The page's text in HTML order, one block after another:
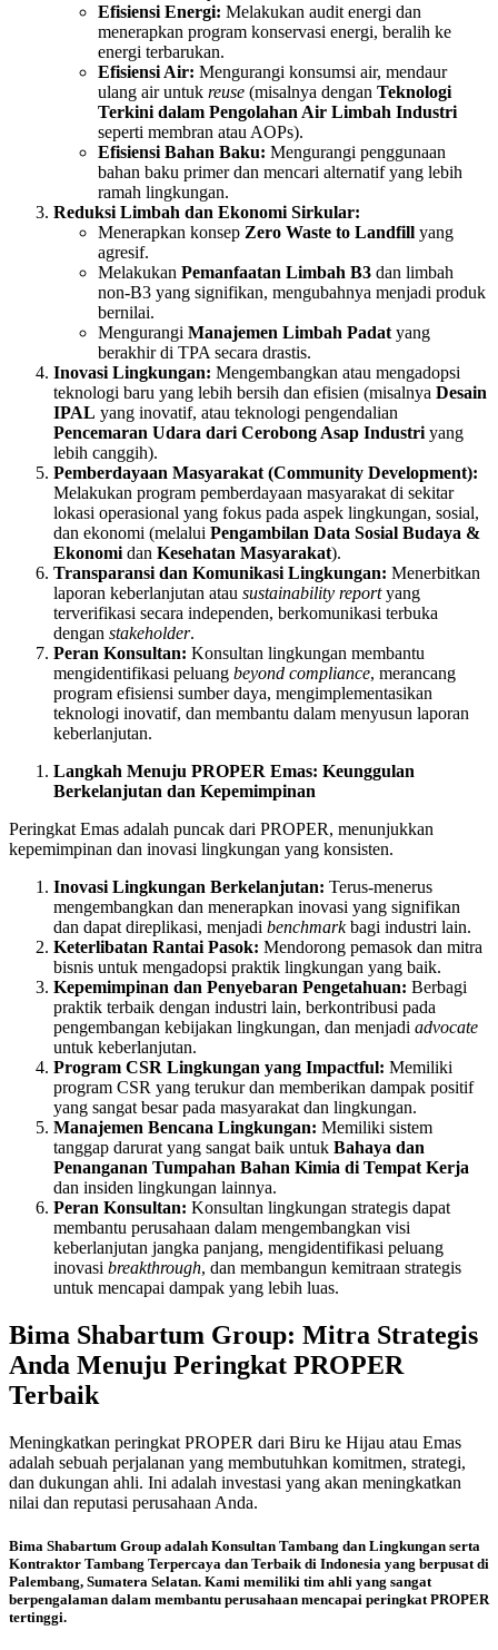
Efisiensi Energi: Melakukan audit energi dan
menerapkan program konservasi energi, beralih ke
energi terbarukan.
Efisiensi Air: Mengurangi konsumsi air, mendaur
ulang air untuk reuse (misalnya dengan Teknologi
Terkini dalam Pengolahan Air Limbah Industri
seperti membran atau AOPs).
Efisiensi Bahan Baku: Mengurangi penggunaan
bahan baku primer dan mencari alternatif yang lebih
ramah lingkungan.
Reduksi Limbah dan Ekonomi Sirkular:
Menerapkan konsep Zero Waste to Landfill yang
agresif.
Melakukan Pemanfaatan Limbah B3 dan limbah
non-B3 yang signifikan, mengubahnya menjadi produk
bernilai.
Mengurangi Manajemen Limbah Padat yang
berakhir di TPA secara drastis.
Inovasi Lingkungan: Mengembangkan atau mengadopsi
teknologi baru yang lebih bersih dan efisien (misalnya Desain
IPAL yang inovatif, atau teknologi pengendalian
Pencemaran Udara dari Cerobong Asap Industri yang
lebih canggih).
Pemberdayaan Masyarakat (Community Development):
Melakukan program pemberdayaan masyarakat di sekitar
lokasi operasional yang fokus pada aspek lingkungan, sosial,
dan ekonomi (melalui Pengambilan Data Sosial Budaya &
Ekonomi dan Kesehatan Masyarakat).
Transparansi dan Komunikasi Lingkungan: Menerbitkan
laporan keberlanjutan atau sustainability reportyang
terverifikasi secara independen, berkomunikasi terbuka
dengan stakeholder.
Peran Konsultan: Konsultan lingkungan membantu
mengidentifikasi peluang beyond compliance, merancang
program efisiensi sumber daya, mengimplementasikan
teknologi inovatif, dan membantu dalam menyusun laporan
keberlanjutan.
Langkah Menuju PROPER Emas: Keunggulan
Berkelanjutan dan Kepemimpinan
Peringkat Emas adalah puncak dari PROPER, menunjukkan
kepemimpinan dan inovasi lingkungan yang konsisten.
Inovasi Lingkungan Berkelanjutan: Terus-menerus
mengembangkan dan menerapkan inovasi yang signifikan
dan dapat direplikasi, menjadi benchmarkbagi industri lain.
Keterlibatan Rantai Pasok: Mendorong pemasok dan mitra
bisnis untuk mengadopsi praktik lingkungan yang baik.
Kepemimpinan dan Penyebaran Pengetahuan: Berbagi
praktik terbaik dengan industri lain, berkontribusi pada
pengembangan kebijakan lingkungan, dan menjadi advocate
untuk keberlanjutan.
Program CSR Lingkungan yang Impactful: Memiliki
program CSR yang terukur dan memberikan dampak positif
yang sangat besar pada masyarakat dan lingkungan.
Manajemen Bencana Lingkungan: Memiliki sistem
tanggap darurat yang sangat baik untuk Bahaya dan
Penanganan Tumpahan Bahan Kimia di Tempat Kerja
dan insiden lingkungan lainnya.
Peran Konsultan: Konsultan lingkungan strategis dapat
membantu perusahaan dalam mengembangkan visi
keberlanjutan jangka panjang, mengidentifikasi peluang
inovasi breakthrough, dan membangun kemitraan strategis
untuk mencapai dampak yang lebih luas.
Bima Shabartum Group: Mitra Strategis
Anda Menuju Peringkat PROPER
Terbaik
Meningkatkan peringkat PROPER dari Biru ke Hijau atau Emas
adalah sebuah perjalanan yang membutuhkan komitmen, strategi,
dan dukungan ahli. Ini adalah investasi yang akan meningkatkan
nilai dan reputasi perusahaan Anda.
Bima Shabartum Group adalah Konsultan Tambang dan Lingkungan serta
Kontraktor Tambang Terpercaya dan Terbaik di Indonesia yang berpusat di
Palembang, Sumatera Selatan. Kami memiliki tim ahli yang sangat
berpengalaman dalam membantu perusahaan mencapai peringkat PROPER
tertinggi.